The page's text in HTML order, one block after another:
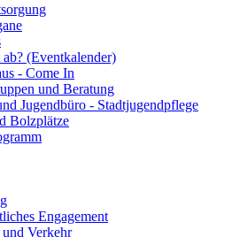
ab? (Eventkalender)
- Come In
und Beratung
Jugendbüro - Stadtjugendpflege
Bolzplätze
Engagement
Verkehr